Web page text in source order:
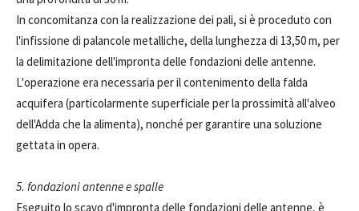
In concomitanza con la realizzazione dei pali, si è proceduto con
l'infissione di palancole metalliche, della lunghezza di 13,50 m, per
la delimitazione dell'impronta delle fondazioni delle antenne.
L'operazione era necessaria per il contenimento della falda
acquifera (particolarmente superficiale per la prossimità all'alveo
dell'Adda che la alimenta), nonché per garantire una soluzione
gettata in opera.
5. fondazioni antenne e spalle
Eseguito lo scavo d'impronta delle fondazioni delle antenne, è